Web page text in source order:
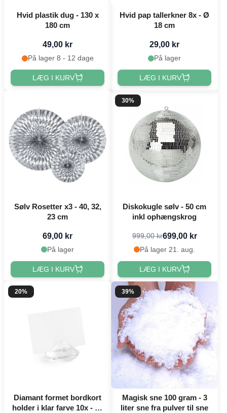
Hvid plastik dug - 130 x
180 cm
49,00 kr
På lager 8 - 12 dage
LÆG I KURV
Hvid pap tallerkner 8x - Ø
18 cm
29,00 kr
På lager
LÆG I KURV
Sølv Rosetter x3 - 40, 32,
23 cm
69,00 kr
På lager
LÆG I KURV
30%
Diskokugle sølv - 50 cm
inkl ophængskrog
999,00 kr699,00 kr
På lager 21. aug.
LÆG I KURV
20%
Diamant formet bordkort
holder i klar farve 10x - 40
39%
Magisk sne 100 gram - 3
liter sne fra pulver til sne